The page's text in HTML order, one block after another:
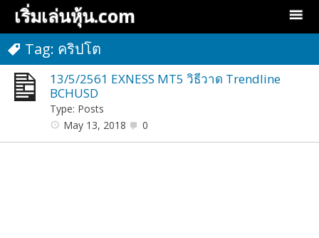
เริ่มเล่นหุ้น.com
Tag: คริปโต
13/5/2561 EXNESS MT5 วิธีวาด Trendline
BCHUSD
Type: Posts
May 13, 2018
0